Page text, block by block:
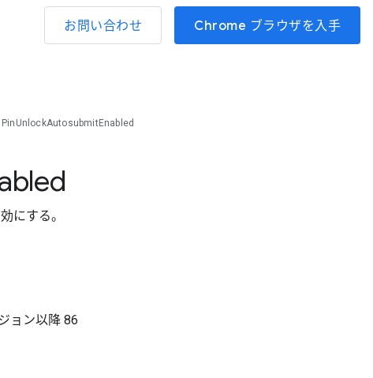
お問い合わせ Chrome ブラウザを入手
PinUnlockAutosubmitEnabled
にする。
ョン以降 86